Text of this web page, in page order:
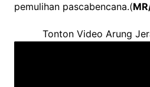
pemulihan pascabencana.(
Tonton Video Arung